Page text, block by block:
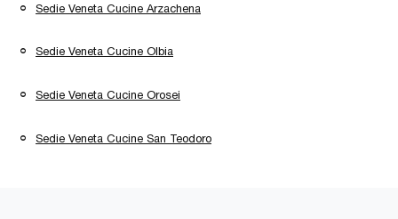
Sedie Veneta Cucine Arzachena
Sedie Veneta Cucine Olbia
Sedie Veneta Cucine Orosei
Sedie Veneta Cucine San Teodoro